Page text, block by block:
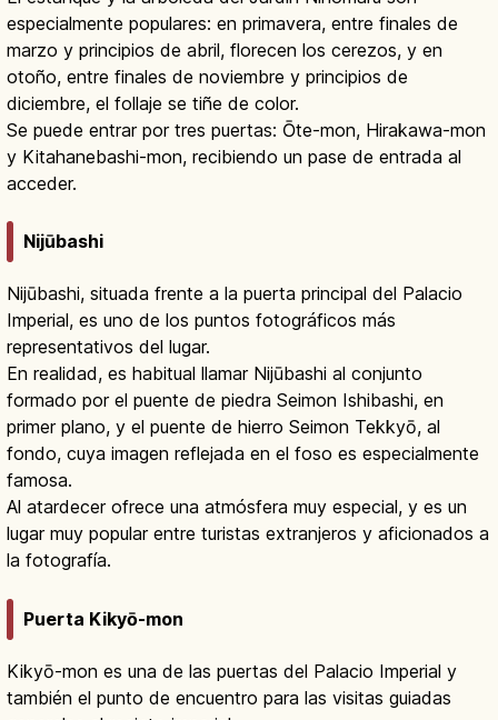
especialmente populares: en primavera, entre finales de
marzo y principios de abril, florecen los cerezos, y en
otoño, entre finales de noviembre y principios de
diciembre, el follaje se tiñe de color.
Se puede entrar por tres puertas: Ōte-mon, Hirakawa-mon
y Kitahanebashi-mon, recibiendo un pase de entrada al
acceder.
Nijūbashi
Nijūbashi, situada frente a la puerta principal del Palacio
Imperial, es uno de los puntos fotográficos más
representativos del lugar.
En realidad, es habitual llamar Nijūbashi al conjunto
formado por el puente de piedra Seimon Ishibashi, en
primer plano, y el puente de hierro Seimon Tekkyō, al
fondo, cuya imagen reflejada en el foso es especialmente
famosa.
Al atardecer ofrece una atmósfera muy especial, y es un
lugar muy popular entre turistas extranjeros y aficionados a
la fotografía.
Puerta Kikyō-mon
Kikyō-mon es una de las puertas del Palacio Imperial y
también el punto de encuentro para las visitas guiadas